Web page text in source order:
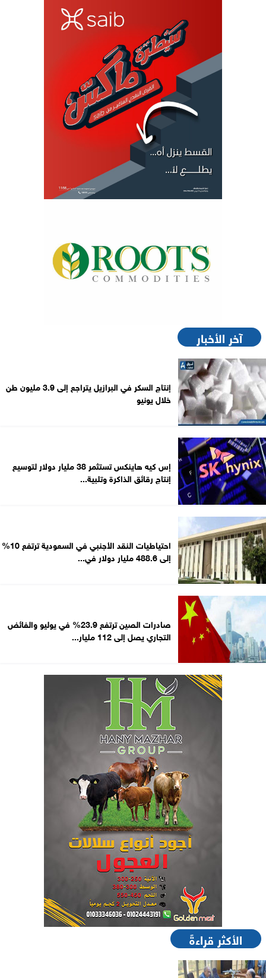
آخر الأخبار
إنتاج السكر في البرازيل يتراجع إلى 3.9 مليون طن
خلال يونيو
إس كيه هاينكس تستثمر 38 مليار دولار لتوسيع
إنتاج رقائق الذاكرة وتلبية...
احتياطيات النقد الأجنبي في السعودية ترتفع 10%
إلى 488.6 مليار دولار في...
صادرات الصين ترتفع 23.9% في يوليو والفائض
التجاري يصل إلى 112 مليار...
الأكثر قراءةً